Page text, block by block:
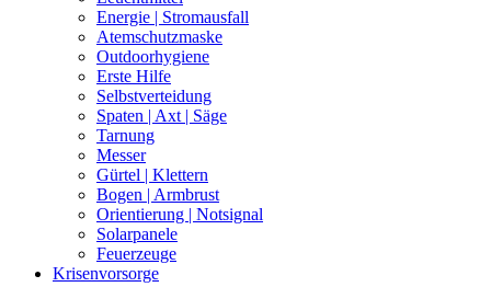
Energie | Stromausfall
Atemschutzmaske
Outdoorhygiene
Erste Hilfe
Selbstverteidung
Spaten | Axt | Säge
Tarnung
Messer
Gürtel | Klettern
Bogen | Armbrust
Orientierung | Notsignal
Solarpanele
Feuerzeuge
Krisenvorsorge